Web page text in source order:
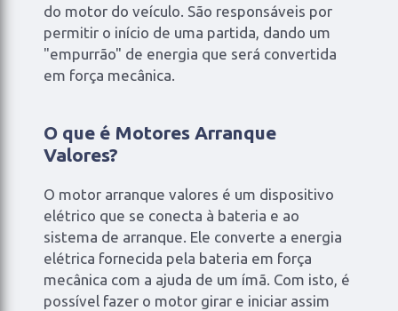
do motor do veículo. São responsáveis por
permitir o início de uma partida, dando um
"empurrão" de energia que será convertida
em força mecânica.
O que é Motores Arranque
Valores?
O motor arranque valores é um dispositivo
elétrico que se conecta à bateria e ao
sistema de arranque. Ele converte a energia
elétrica fornecida pela bateria em força
mecânica com a ajuda de um ímã. Com isto, é
possível fazer o motor girar e iniciar assim